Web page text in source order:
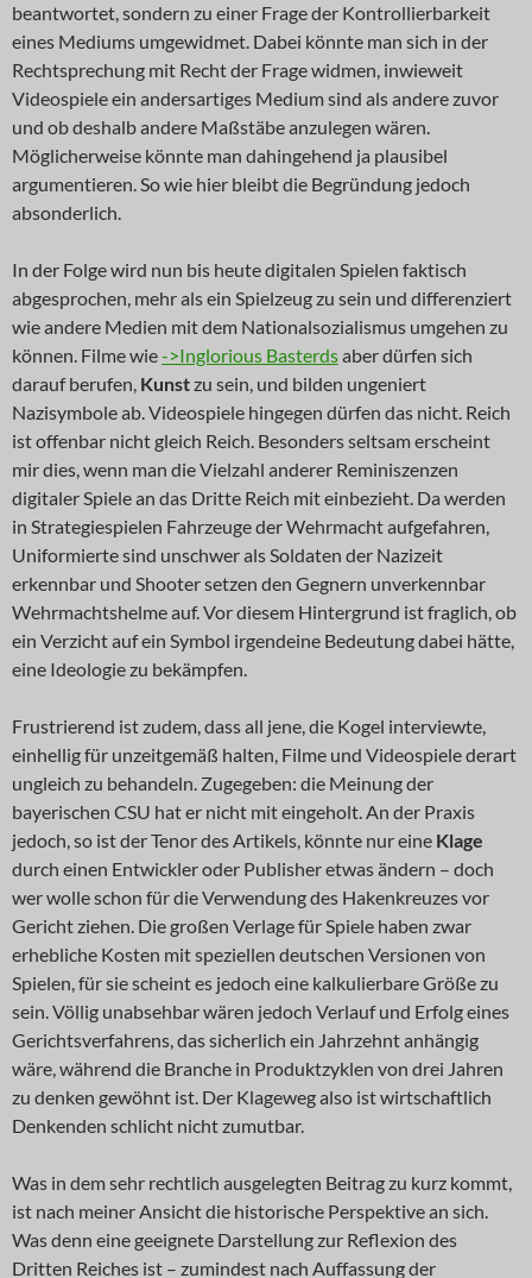
beantwortet, sondern zu einer Frage der Kontrollierbarkeit
eines Mediums umgewidmet. Dabei könnte man sich in der
Rechtsprechung mit Recht der Frage widmen, inwieweit
Videospiele ein andersartiges Medium sind als andere zuvor
und ob deshalb andere Maßstäbe anzulegen wären.
Möglicherweise könnte man dahingehend ja plausibel
argumentieren. So wie hier bleibt die Begründung jedoch
absonderlich.
In der Folge wird nun bis heute digitalen Spielen faktisch
abgesprochen, mehr als ein Spielzeug zu sein und differenziert
wie andere Medien mit dem Nationalsozialismus umgehen zu
können. Filme wie->Inglorious Basterdsaber dürfen sich
darauf berufen, Kunstzu sein, und bilden ungeniert
Nazisymbole ab. Videospiele hingegen dürfen das nicht. Reich
ist offenbar nicht gleich Reich. Besonders seltsam erscheint
mir dies, wenn man die Vielzahl anderer Reminiszenzen
digitaler Spiele an das Dritte Reich mit einbezieht. Da werden
in Strategiespielen Fahrzeuge der Wehrmacht aufgefahren,
Uniformierte sind unschwer als Soldaten der Nazizeit
erkennbar und Shooter setzen den Gegnern unverkennbar
Wehrmachtshelme auf. Vor diesem Hintergrund ist fraglich, ob
ein Verzicht auf ein Symbol irgendeine Bedeutung dabei hätte,
eine Ideologie zu bekämpfen.
Frustrierend ist zudem, dass all jene, die Kogel interviewte,
einhellig für unzeitgemäß halten, Filme und Videospiele derart
ungleich zu behandeln. Zugegeben: die Meinung der
bayerischen CSU hat er nicht mit eingeholt. An der Praxis
jedoch, so ist der Tenor des Artikels, könnte nur eine Klage
durch einen Entwickler oder Publisher etwas ändern – doch
wer wolle schon für die Verwendung des Hakenkreuzes vor
Gericht ziehen. Die großen Verlage für Spiele haben zwar
erhebliche Kosten mit speziellen deutschen Versionen von
Spielen, für sie scheint es jedoch eine kalkulierbare Größe zu
sein. Völlig unabsehbar wären jedoch Verlauf und Erfolg eines
Gerichtsverfahrens, das sicherlich ein Jahrzehnt anhängig
wäre, während die Branche in Produktzyklen von drei Jahren
zu denken gewöhnt ist. Der Klageweg also ist wirtschaftlich
Denkenden schlicht nicht zumutbar.
Was in dem sehr rechtlich ausgelegten Beitrag zu kurz kommt,
ist nach meiner Ansicht die historische Perspektive an sich.
Was denn eine geeignete Darstellung zur Reflexion des
Dritten Reiches ist – zumindest nach Auffassung der